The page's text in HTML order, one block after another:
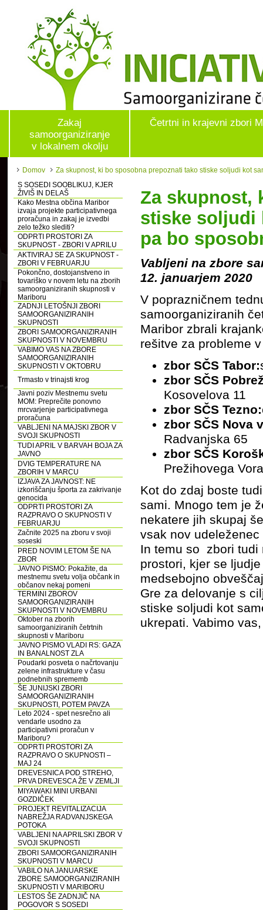
Zakaj
samoorganiziranje
v lokalnem okolju
Četrtni in krajevni zbori
Domov
Za skupnost, ki bo sposobna prepoznati tako stiske soljudi kot
S SOSEDI SOOBLIKUJ, KJER
ŽIVIŠ IN DELAŠ
Kako Mestna občina Maribor
izvaja projekte participativnega
proračuna in zakaj je izvedbi
zelo težko slediti?
ODPRTI PROSTORI ZA
SKUPNOST - ZBORI V APRILU
AKTIVIRAJ SE ZA SKUPNOST -
ZBORI V FEBRUARJU
Pokončno, dostojanstveno in
tovariško v novem letu na zborih
samoorganiziranih skupnosti v
Mariboru
ZADNJI LETOŠNJI ZBORI
SAMOORGANIZIRANIH
SKUPNOSTI
ZBORI SAMOORGANIZIRANIH
SKUPNOSTI V NOVEMBRU
VABIMO VAS NA ZBORE
SAMOORGANIZIRANIH
SKUPNOSTI V OKTOBRU
Trmasto v trinajsti krog
Javni poziv Mestnemu svetu
MOM: Preprečite ponovno
mrcvarjenje participativnega
proračuna
VABLJENI NA MAJSKI ZBOR V
SVOJI SKUPNOSTI
TUDI APRIL V BARVAH BOJA ZA
JAVNO
DVIG TEMPERATURE NA
ZBORIH V MARCU
IZJAVA ZA JAVNOST: NE
izkoriščanju športa za zakrivanje
genocida
ODPRTI PROSTORI ZA
RAZPRAVO O SKUPNOSTI V
FEBRUARJU
Začnite 2025 na zboru v svoji
soseski
PRED NOVIM LETOM ŠE NA
ZBOR
JAVNO PISMO: Pokažite, da
mestnemu svetu volja občank in
občanov nekaj pomeni
TERMINI ZBOROV
SAMOORGANIZIRANIH
SKUPNOSTI V NOVEMBRU
Oktober na zborih
samoorganiziranih četrtnih
skupnosti v Mariboru
JAVNO PISMO VLADI RS: GAZA
IN BANALNOST ZLA
Poudarki posveta o načrtovanju
zelene infrastrukture v času
podnebnih sprememb
ŠE JUNIJSKI ZBORI
SAMOORGANIZIRANIH
SKUPNOSTI, POTEM PAVZA
Leto 2024 - spet nesrečno ali
vendarle usodno za
participativni proračun v
Mariboru?
ODPRTI PROSTORI ZA
RAZPRAVO O SKUPNOSTI –
MAJ 24
DREVESNICA POD STREHO,
PRVA DREVESCA ŽE V ZEMLJI
MIYAWAKI MINI URBANI
GOZDIČEK
PROJEKT REVITALIZACIJA
NABREŽJA RADVANJSKEGA
POTOKA
VABLJENI NA APRILSKI ZBOR V
SVOJI SKUPNOSTI
ZBORI SAMOORGANIZIRANIH
SKUPNOSTI V MARCU
VABILO NA JANUARSKE
ZBORE SAMOORGANIZIRANIH
SKUPNOSTI V MARIBORU
LESTOS ŠE ZADNJIČ NA
POGOVOR S SOSEDI
Za skupnost,
stiske soljudi
pa bo
Vabljeni na zbore
12. januarjem 2020
V poprazničnem
samoorganiziranih
Maribor zbrali
rešitve za probleme
zbor SČS Tabor:
zbor SČS
Kosovelova 11
zbor SČS Tezno:
zbor SČS Nova
Radvanjska 65
zbor SČS
Prežihovega
Kot do zdaj boste
sami. Mnogo tem je
nekatere jih skupaj
vsak nov
In temu so zbori tudi
prostori, kjer se
medsebojno
Gre za delovanje s
stiske soljudi kot
ukrepati. Vabimo